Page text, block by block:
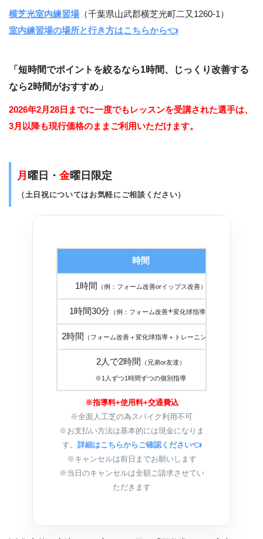
横芝光室内練習場 （千葉県山武郡横芝光町二又1260-1）
室内練習場の場所と行き方はこちらから👈
「短時間でポイントを絞るなら1時間、じっくり改善する
なら2時間がおすすめ」
2026年2月28日までに一度でもレッスンを受講された選手は、
3月以降も現行価格のままご利用いただけます。
月 曜日・ 金曜日限定
（土日祝についてはお気軽にご相談ください）
時間
1時間 （例：フォーム改善orイップス改善）
1時間30分 （例：フォーム改善+変化球指導）
2時間 （フォーム改善＋変化球指導＋トレーニング）
2人で2時間 （兄弟or友達）
※1人ずつ1時間ずつの個別指導
※指導料+使用料+交通費込
※全面人工芝の為スパイク利用不可
※お支払い方法は基本的には現金になりま
す。 詳細はこちらからご確認ください👈
※キャンセルは前日までお願いします
※当日のキャンセルは全額ご請求させてい
ただきます